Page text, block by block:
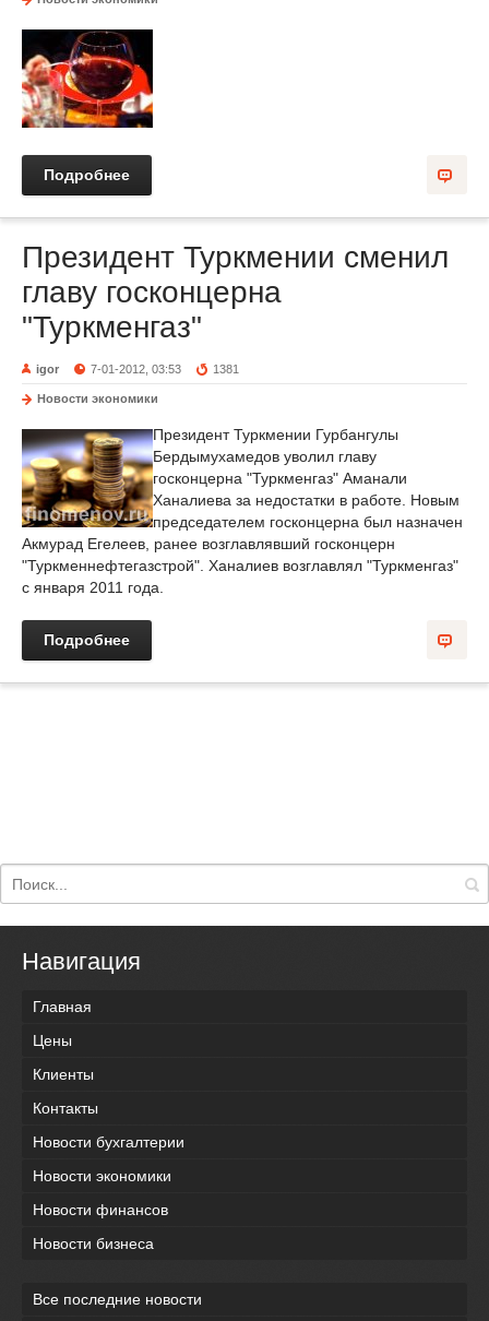
Подробнее
Президент Туркмении сменил
главу госконцерна
"Туркменгаз"
igor 7-01-2012, 03:53 1381
Новости экономики
Президент Туркмении Гурбангулы
Бердымухамедов уволил главу
госконцерна "Туркменгаз" Аманали
Ханалиева за недостатки в работе. Новым
председателем госконцерна был назначен
Акмурад Егелеев, ранее возглавлявший госконцерн
"Туркменнефтегазстрой". Ханалиев возглавлял "Туркменгаз"
с января 2011 года.
Подробнее
Навигация
Главная
Цены
Клиенты
Контакты
Новости бухгалтерии
Новости экономики
Новости финансов
Новости бизнеса
Все последние новости